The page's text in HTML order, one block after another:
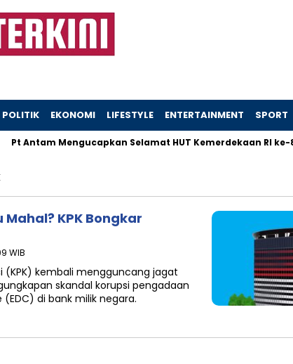
POLITIK EKONOMI LIFESTYLE ENTERTAINMENT SPORT
Pt Antam Mengucapkan Selamat HUT Kemerdekaan RI ke-80
Mahal? KPK Bongkar
WIB
(KPK) kembali mengguncang jagat
skandal korupsi pengadaan
di bank milik negara.